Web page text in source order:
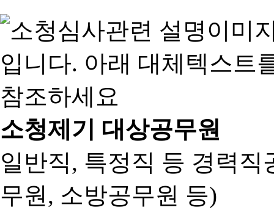
소청제기 대상공무원
일반직, 특정직 등 경력
무원, 소방공무원 등)